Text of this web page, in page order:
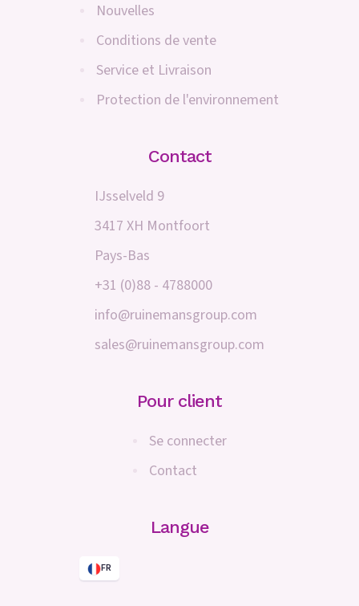
Nouvelles
Conditions de vente
Service et Livraison
Protection de l'environnement
Contact
IJsselveld 9
3417 XH Montfoort
Pays-Bas
+31 (0)88 - 4788000
info@ruinemansgroup.com
sales@ruinemansgroup.com
Pour client
Se connecter
Contact
Langue
FR